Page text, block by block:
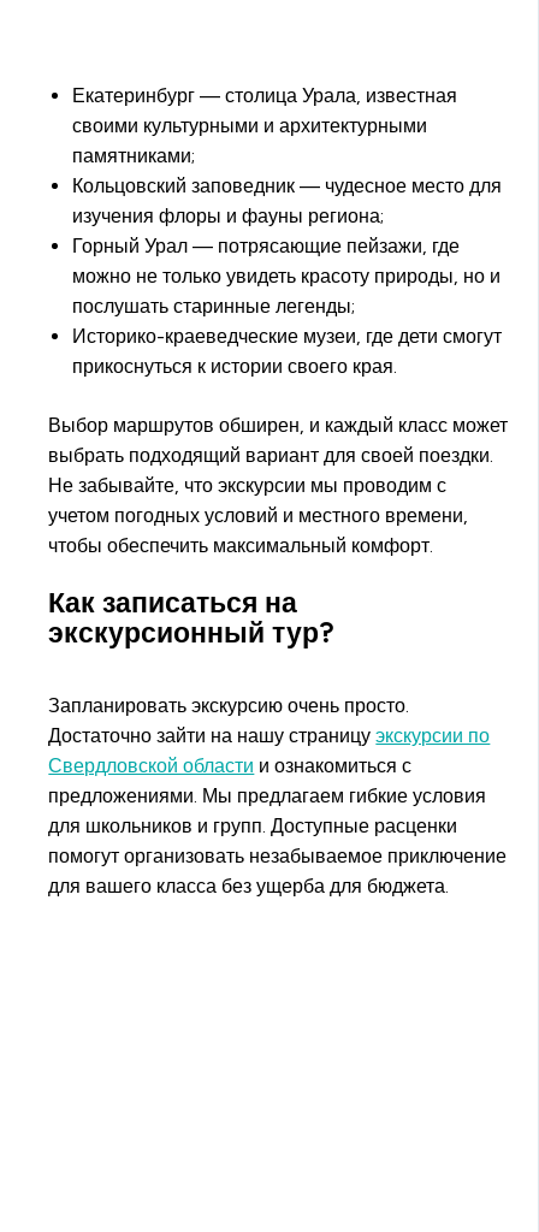
Екатеринбург — столица Урала, известная
своими культурными и архитектурными
памятниками;
Кольцовский заповедник — чудесное место для
изучения флоры и фауны региона;
Горный Урал — потрясающие пейзажи, где
можно не только увидеть красоту природы, но и
послушать старинные легенды;
Историко-краеведческие музеи, где дети смогут
прикоснуться к истории своего края.
Выбор маршрутов обширен, и каждый класс может
выбрать подходящий вариант для своей поездки.
Не забывайте, что экскурсии мы проводим с
учетом погодных условий и местного времени,
чтобы обеспечить максимальный комфорт.
Как записаться на
экскурсионный тур?
Запланировать экскурсию очень просто.
Достаточно зайти на нашу страницуэкскурсии по
Свердловской области и ознакомиться с
предложениями. Мы предлагаем гибкие условия
для школьников и групп. Доступные расценки
помогут организовать незабываемое приключение
для вашего класса без ущерба для бюджета.